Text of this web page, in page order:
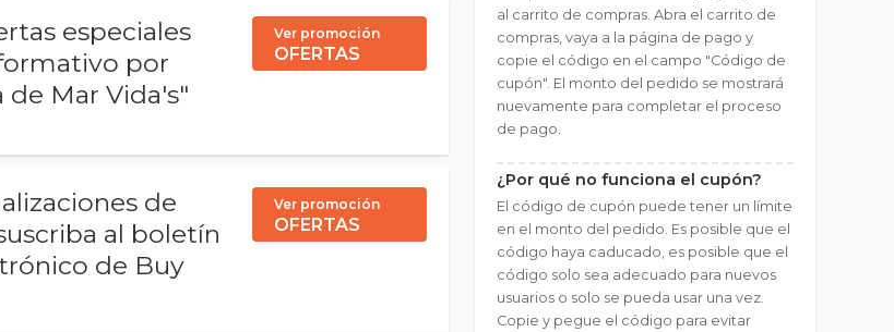
especiales
por
Mar Vida's"
Ver promoción
OFERTAS
de
al boletín
de Buy
Ver promoción
OFERTAS
al carrito de compras. Abra el carrito de
compras, vaya a la página de pago y
copie el código en el campo "Código de
cupón". El monto del pedido se mostrará
nuevamente para completar el proceso
de pago.
¿Por qué no funciona el cupón?
El código de cupón puede tener un límite
en el monto del pedido. Es posible que el
código haya caducado, es posible que el
código solo sea adecuado para nuevos
usuarios o solo se pueda usar una vez.
Copie y pegue el código para evitar